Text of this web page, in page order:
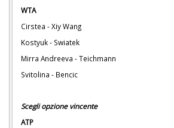
WTA
Cirstea - Xiy Wang
Kostyuk - Swiatek
Mirra Andreeva - Teichmann
Svitolina - Bencic
Scegli opzione vincente
ATP